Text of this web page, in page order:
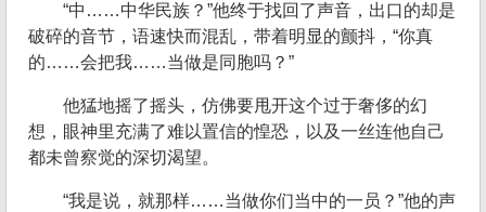
“中……中华民族？”他终于找回了声音，出口的却是
破碎的音节，语速快而混乱，带着明显的颤抖，“你真
的……会把我……当做是同胞吗？”
他猛地摇了摇头，仿佛要甩开这个过于奢侈的幻
想，眼神里充满了难以置信的惶恐，以及一丝连他自己
都未曾察觉的深切渴望。
“我是说，就那样……当做你们当中的一员？”他的声